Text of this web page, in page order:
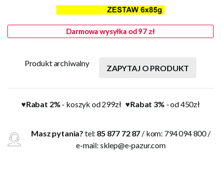
Darmowa wysyłka od 97 zł
Produkt archiwalny
ZAPYTAJ O PRODUKT
♥Rabat 2% - koszyk od 299zł♥Rabat 3% - od 450zł
Masz pytania? tel: 85 877 72 87 / kom: 794 094 800 /
e-mail: sklep@e-pazur.com